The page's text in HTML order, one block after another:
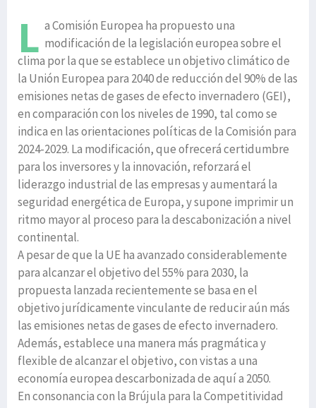
L a Comisión Europea ha propuesto una
modificación de la legislación europea sobre el
clima por la que se establece un objetivo climático de
la Unión Europea para 2040 de reducción del 90% de las
emisiones netas de gases de efecto invernadero (GEI),
en comparación con los niveles de 1990, tal como se
indica en las orientaciones políticas de la Comisión para
2024-2029. La modificación, que ofrecerá certidumbre
para los inversores y la innovación, reforzará el
liderazgo industrial de las empresas y aumentará la
seguridad energética de Europa, y supone imprimir un
ritmo mayor al proceso para la descabonización a nivel
continental.
A pesar de que la UE ha avanzado considerablemente
para alcanzar el objetivo del 55% para 2030, la
propuesta lanzada recientemente se basa en el
objetivo jurídicamente vinculante de reducir aún más
las emisiones netas de gases de efecto invernadero.
Además, establece una manera más pragmática y
flexible de alcanzar el objetivo, con vistas a una
economía europea descarbonizada de aquí a 2050.
En consonancia con la Brújula para la Competitividad